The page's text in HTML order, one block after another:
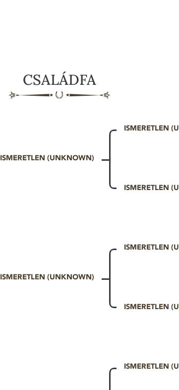
CSALÁDFA
ISMERETLEN (UNKNOWN)
ISMERETLEN
ISMERETLEN
ISMERETLEN (UNKNOWN)
ISMERETLEN
ISMERETLEN
ISMERETLEN